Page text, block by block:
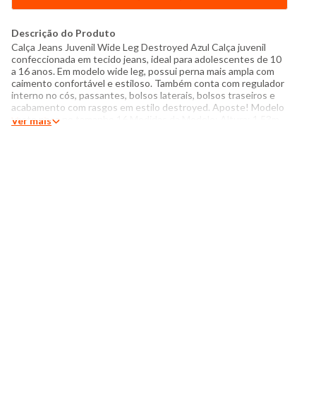
Descrição do Produto
Calça Jeans Juvenil Wide Leg Destroyed Azul Calça juvenil
confeccionada em tecido jeans, ideal para adolescentes de 10
a 16 anos. Em modelo wide leg, possui perna mais ampla com
caimento confortável e estiloso. Também conta com regulador
interno no cós, passantes, bolsos laterais, bolsos traseiros e
acabamento com rasgos em estilo destroyed. Aposte! Modelo
veste peça no tamanho 16 Medidas da Modelo: Altura: 1,53m
Ver mais